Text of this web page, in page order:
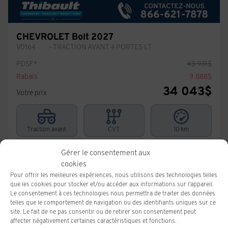
Gérer le consentement aux
cookies
Pour offrir les meilleures expériences, nous utilisons des technologies telles
que les cookies pour stocker et/ou accéder aux informations sur l'appareil.
Le consentement à ces technologies nous permettra de traiter des données
telles que le comportement de navigation ou des identifiants uniques sur ce
site. Le fait de ne pas consentir ou de retirer son consentement peut
affecter négativement certaines caractéristiques et fonctions.
CHEVROLET Bolt 2027
V0164
– TRACTION AVANT 4 PORTES LT
PDSF*
43 931$
Rabais
9 888$
Votre prix
34 043$
Traction avant CVT 10 km
Vérifier la disponibilité
Évaluer mon échange